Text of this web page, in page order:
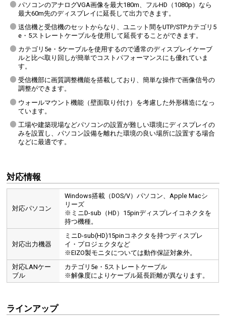
パソコンのアナログVGA画像を最大180m、フルHD（1080p）なら
最大60m先のディスプレイに延長して出力できます。
送信機と受信機のセットからなり、ユニット間をUTP/STPカテゴリ5
e・5ストレートケーブルを使用して延長することができます。
カテゴリ5e・5ケーブルを使用するので通常のディスプレイケーブ
ルと比べ取り回しが簡単でコストパフォーマンスにも優れていま
す。
受信機部に画質調整機能を搭載しており、簡単な操作で画像信号の
調整ができます。
ウォールマウント機能（壁面取り付け）を考慮した外形構造になっ
ています。
工場や建築現場などパソコンの設置が難しい環境にディスプレイの
みを設置し、パソコン設備を離れた環境の良い場所に設置する場合
などに最適です。
対応情報
対応パソコン
Windows搭載（DOS/V）パソコン、Apple Macシ
リーズ
※ミニD-sub（HD）15pinディスプレイコネクタを
持つ機種。
対応出力機器
ミニD-sub(HD)15pinコネクタを持つディスプレ
イ・プロジェクタなど
※EIZO製モニタについては動作保証対象外。
対応LANケー
ブル
カテゴリ5e・5ストレートケーブル
※解像度によりケーブル延長距離が異なります。
ラインアップ